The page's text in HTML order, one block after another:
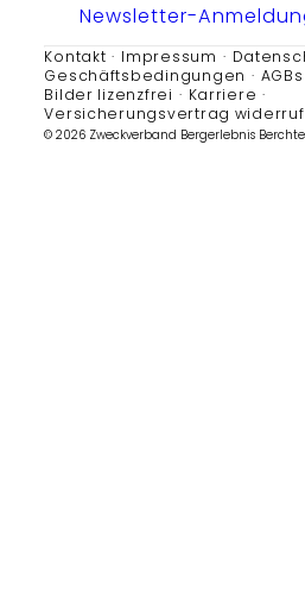
Newsletter-
Kontakt Impressum
Geschäftsbedingungen
AGBs
Bilder lizenzfrei
Karriere
Versicherungsvertrag
© 2026 Zweckverband Bergerlebnis